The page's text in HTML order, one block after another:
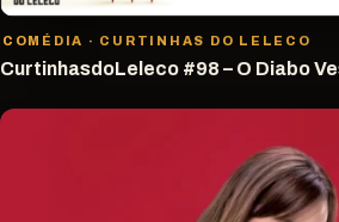
COMÉDIA · CURTINHAS DO LELECO
CurtinhasdoLeleco #98 – O Diabo